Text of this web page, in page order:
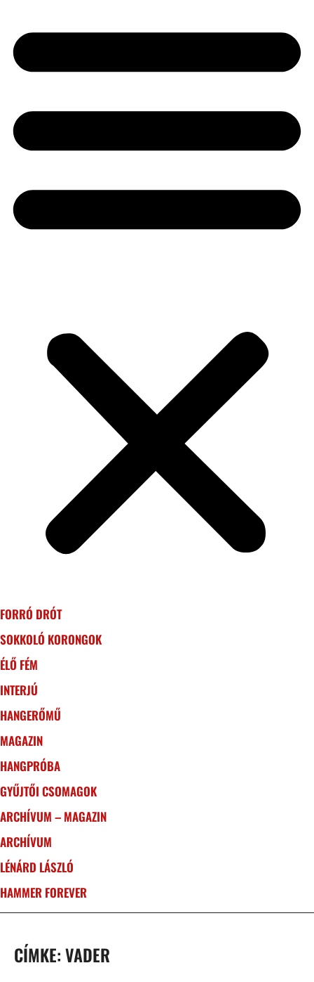
FORRÓ DRÓT
SOKKOLÓ KORONGOK
ÉLŐ FÉM
INTERJÚ
HANGERŐMŰ
MAGAZIN
HANGPRÓBA
GYŰJTŐI CSOMAGOK
ARCHÍVUM – MAGAZIN
ARCHÍVUM
LÉNÁRD LÁSZLÓ
HAMMER FOREVER
CÍMKE: VADER